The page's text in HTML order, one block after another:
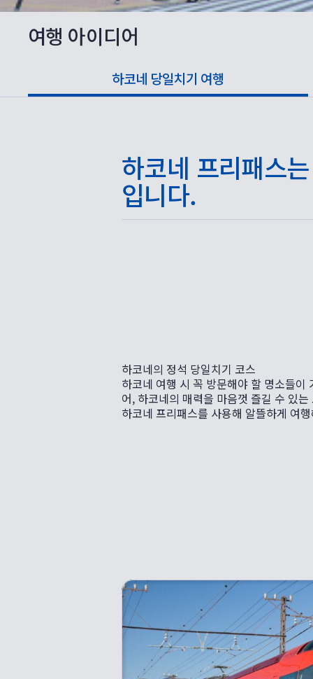
여행 아이디어
하코네 당일치기 여행
하코네 프리패스
입니다.
하코네의 정석 당일치기 코스
하코네 여행 시 꼭 방문해야 할 명소들이
어, 하코네의 매력을 마음껏 즐길 수 있
하코네 프리패스를 사용해 알뜰하게 여